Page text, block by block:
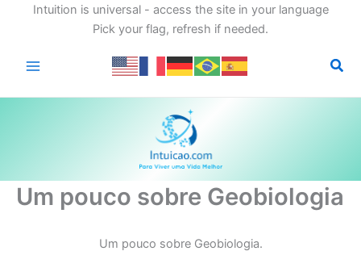
Intuition is universal - access the site in your language
Pick your flag, refresh if needed.
Um pouco sobre Geobiologia
Um pouco sobre Geobiologia.